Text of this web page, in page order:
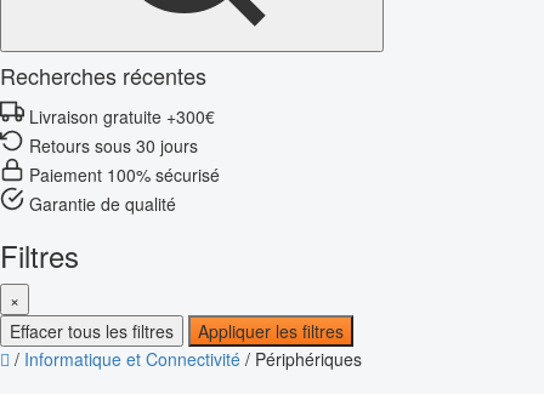
Recherches récentes
Livraison gratuite +300€
Retours sous 30 jours
Paiement 100% sécurisé
Garantie de qualité
Filtres
×
Effacer tous les filtres
Appliquer les filtres
/ Informatique et Connectivité / Périphériques